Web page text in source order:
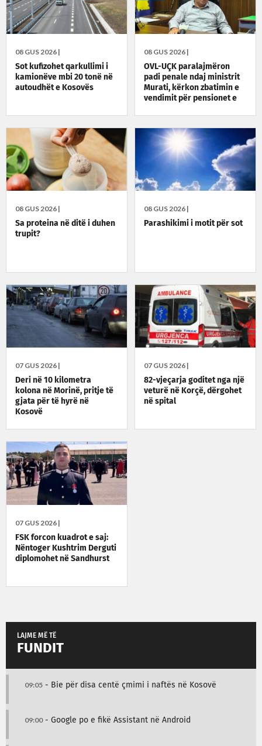
08 GUS 2026 |
Sot kufizohet qarkullimi i
kamionëve mbi 20 tonë në
autoudhët e Kosovës
08 GUS 2026 |
OVL-UÇK paralajmëron
padi penale ndaj ministrit
Murati, kërkon zbatimin e
vendimit për pensionet e
08 GUS 2026 |
Sa proteina në ditë i duhen
trupit?
08 GUS 2026 |
Parashikimi i motit për sot
07 GUS 2026 |
Deri në 10 kilometra
kolona në Morinë, pritje të
gjata për të hyrë në
Kosovë
07 GUS 2026 |
82-vjeçarja goditet nga një
veturë në Korçë, dërgohet
në spital
07 GUS 2026 |
FSK forcon kuadrot e saj:
Nëntoger Kushtrim Derguti
diplomohet në Sandhurst
LAJME MË TË
FUNDIT
09:05 - Bie për disa centë çmimi i naftës në Kosovë
09:00- Google po e fikë Assistant në Android